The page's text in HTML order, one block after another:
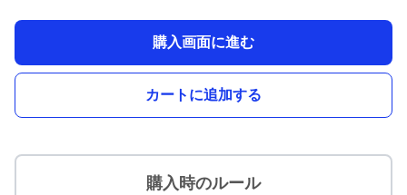
購入画面に進む
カートに追加する
購入時のルール